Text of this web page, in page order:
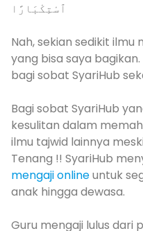
ٱسْتِكْبَارًا
Nah, sekian sedikit
yang bisa saya
bagi sobat SyariHub
Bagi sobat SyariHub
kesulitan dalam
ilmu tajwid lainnya
Tenang !! SyariHub
mengaji onlineuntuk
anak hingga dewasa.
Guru mengaji lulus dari